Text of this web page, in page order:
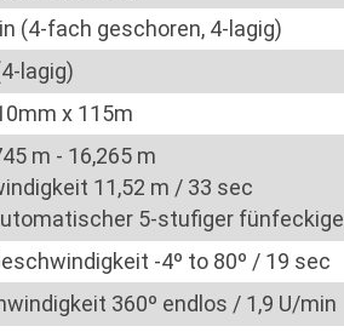
(4-fach geschoren, 4-lagig)
lagig)
x 115m
m - 16,265 m
11,52 m / 33 sec
5-stufiger
-4º to 80º / 19 sec
360º endlos / 1,9 U/min